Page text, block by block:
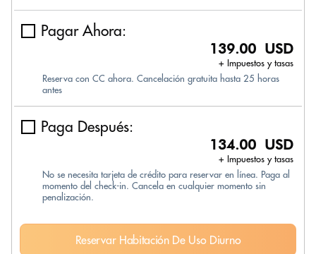
Pagar Ahora:
139.00 USD
+ Impuestos y tasas
Reserva con CC ahora. Cancelación gratuita hasta 25 horas
antes
Paga Después:
134.00 USD
+ Impuestos y tasas
No se necesita tarjeta de crédito para reservar en línea. Paga al
momento del check-in. Cancela en cualquier momento sin
penalización.
Reservar Habitación De Uso Diurno